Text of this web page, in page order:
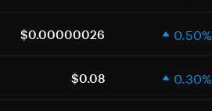
$0.00000026 0.50%
$0.08 0.30%